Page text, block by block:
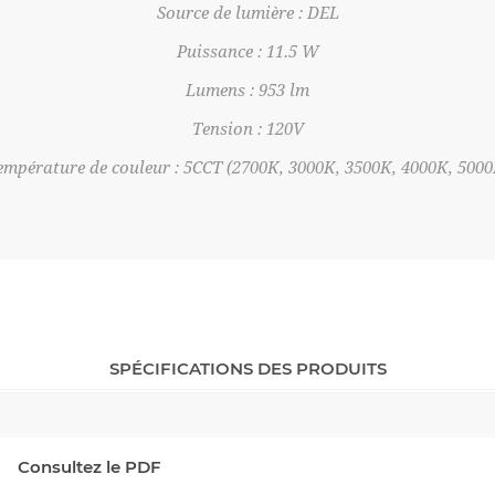
Source de lumière : DEL
Puissance : 11.5 W
Lumens : 953 lm
Tension : 120V
de couleur : 5CCT (2700K, 3000K, 3500K, 4000K,
SPÉCIFICATIONS DES PRODUITS
Consultez le PDF